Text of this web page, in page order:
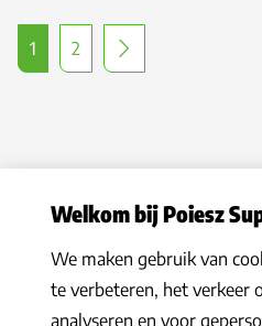
1 2
Privacy statement|Algemene
Veelgestelde
© 2026 Poiesz Supermarkten
Welkom bij Poiesz
We maken gebruik van
te verbeteren, het verkeer
analyseren en voor